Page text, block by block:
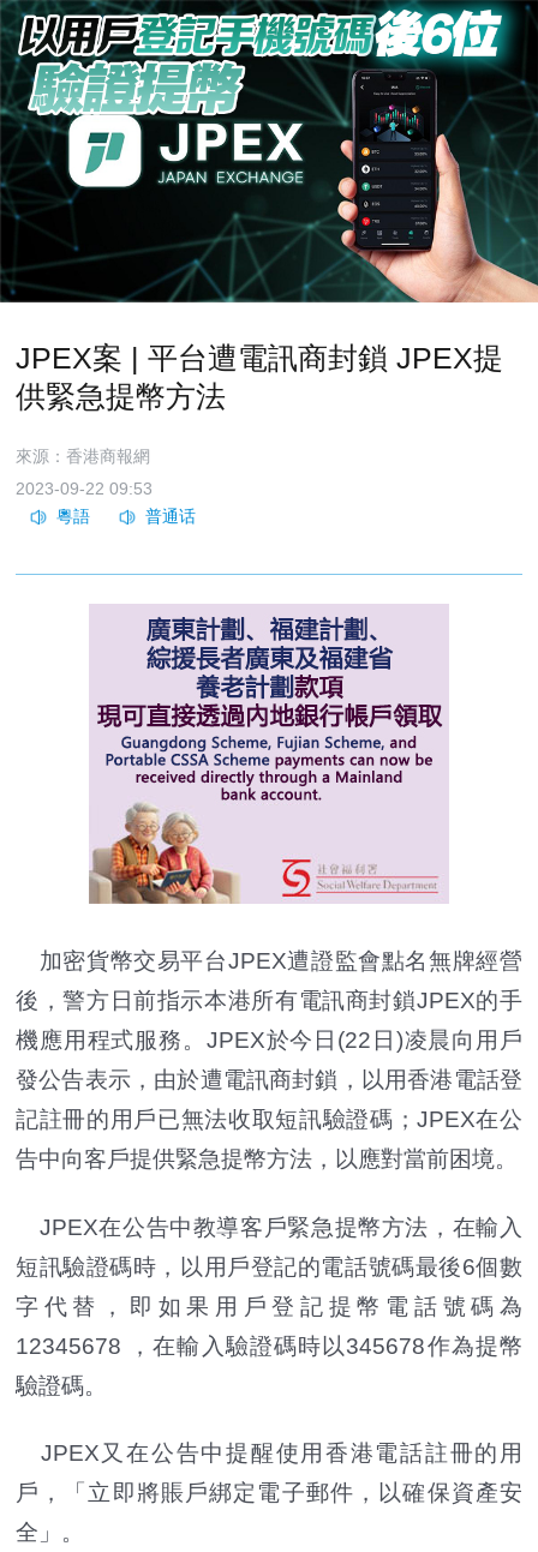
JPEX案 | 平台遭電訊商封鎖 JPEX提
供緊急提幣方法
來源：香港商報網
2023-09-22 09:53
加密貨幣交易平台JPEX遭證監會點名無牌經營
後，警方日前指示本港所有電訊商封鎖JPEX的手
機應用程式服務。JPEX於今日(22日)凌晨向用戶
發公告表示，由於遭電訊商封鎖，以用香港電話登
記註冊的用戶已無法收取短訊驗證碼；JPEX在公
告中向客戶提供緊急提幣方法，以應對當前困境。
JPEX在公告中教導客戶緊急提幣方法，在輸入
短訊驗證碼時，以用戶登記的電話號碼最後6個數
字代替，即如果用戶登記提幣電話號碼為
12345678 ，在輸入驗證碼時以345678作為提幣
驗證碼。
JPEX又在公告中提醒使用香港電話註冊的用
戶，「立即將賬戶綁定電子郵件，以確保資產安
全」。